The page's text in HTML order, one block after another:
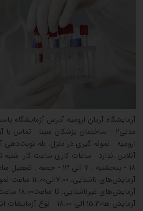
آزمایشگاه آریان ارومیه آدرس آزمایشگاه
مدنی2 – ساختمان پزشکان سینا تماس با
ارومیه نمونه گیری در منزل: بله نوبت‌دهی
18 - پنجشنبه : 7 الی 13 -
آزمایش‌های ناشتایی:
آزمایش‌های
آزمایش ‌ها15:30 الی 18:00 نوع آزمایشات انجام …